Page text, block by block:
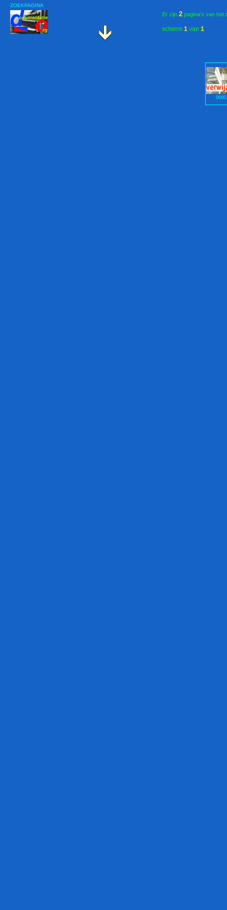
ZOEKPAGINA
Er zijn 2 pagina's van het
scherm 1 van 1